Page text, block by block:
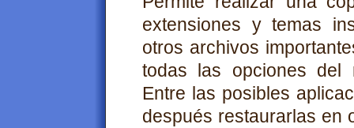
extensiones y temas
otros archivos
todas las opciones del
Entre las posibles
después restaurarlas en